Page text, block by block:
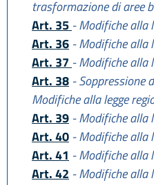
trasformazione di aree
Art. 35 - Modifiche alla
Art. 36 - Modifiche alla
Art. 37 - Modifiche alla
Art. 38 - Soppressione
Modifiche alla legge
Art. 39 - Modifiche alla
Art. 40 - Modifiche alla
Art. 41 - Modifiche alla
Art. 42 - Modifiche alla